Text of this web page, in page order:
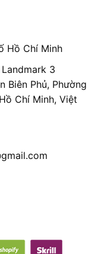
Hồ Chí Minh
3
Biên Phủ, Phường
Chí Minh, Việt